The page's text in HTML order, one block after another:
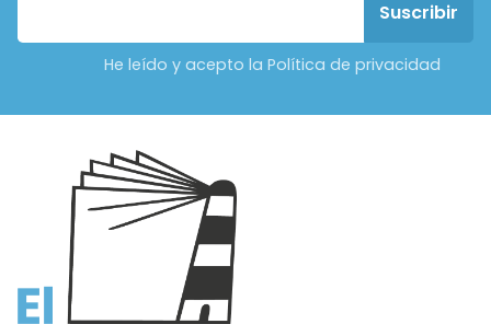
He leído y acepto la Política de privacidad